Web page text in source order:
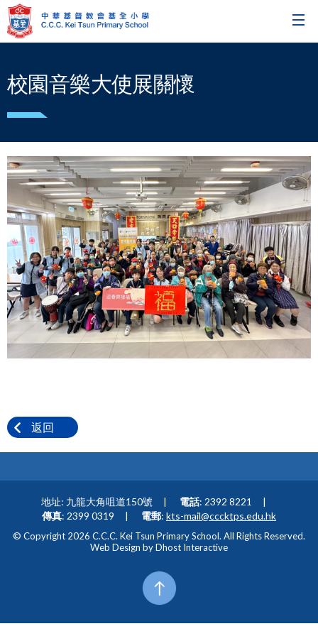
校園音樂大使展關懷
返回
地址: 九龍大角咀道150號 電話: 2392 8221
傳真: 2399 0319 電郵: kts-mail@cccktps.edu.hk
© Copyright 2026 C.C.C. Kei Tsun Primary School. All Rights Reserved.
Web Design byDhost Interactive